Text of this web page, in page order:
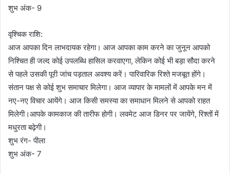
शुभ अंक- 9
वृश्चिक राशि:
आज आपका दिन लाभदायक रहेगा। आज आपका काम करने का जुनून आपको
निश्चित ही जल्द कोई उपलब्धि हासिल करवाएगा, लेकिन कोई भी बड़ा सौदा करने
से पहले उसकी पूरी जांच पड़ताल अवश्य करें। पारिवारिक रिश्ते मजबूत होंगे।
संतान पक्ष से कोई शुभ समाचार मिलेगा। आज व्यापार के मामलों में आपके मन में
नए-नए विचार आयेंगे। आज किसी समस्या का समाधान मिलने से आपको राहत
मिलेगी।आपके कामकाज की तारीफ होगी। लवमेट आज डिनर पर जायेंगे, रिश्तों में
मधुरता बढ़ेगी।
शुभ रंग- पीला
शुभ अंक- 7